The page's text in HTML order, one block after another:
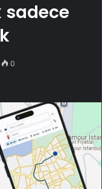
sadece
0